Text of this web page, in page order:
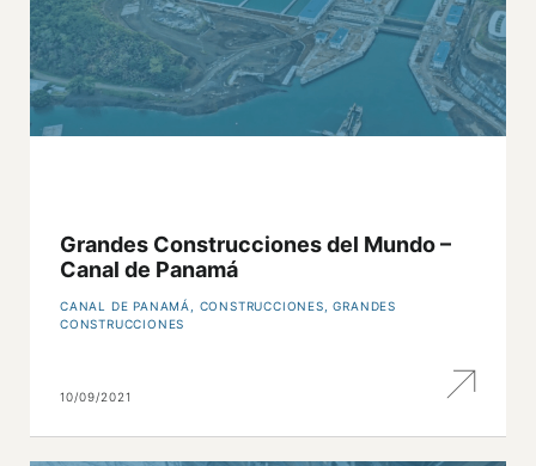
Grandes Construcciones del Mundo –
Canal de Panamá
CANAL DE PANAMÁ CONSTRUCCIONES ,GRANDES
CONSTRUCCIONES
10/09/2021